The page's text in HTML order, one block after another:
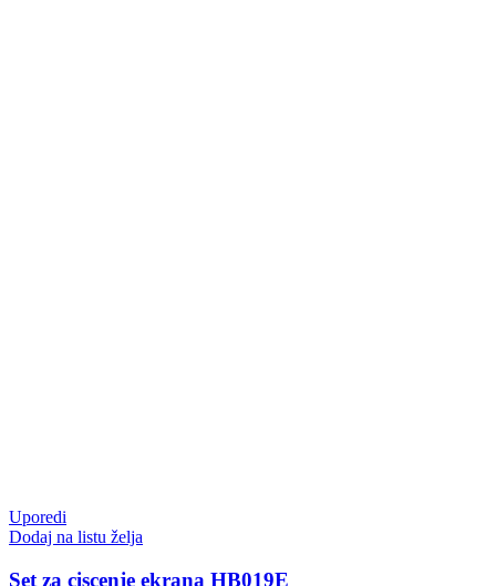
Uporedi
Dodaj na listu želja
Set za ciscenje ekrana HB019E